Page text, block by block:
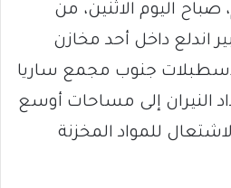
صباح اليوم الاثنين، من
اندلع داخل أحد مخازن
جنوب مجمع ساريا
النيران إلى مساحات أوسع
للمواد المخزنة